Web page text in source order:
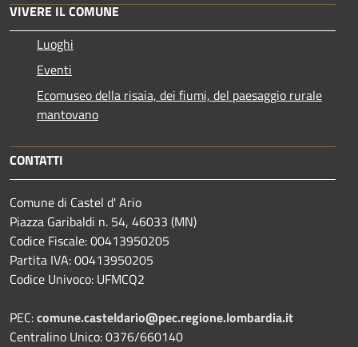
VIVERE IL COMUNE
Luoghi
Eventi
Ecomuseo della risaia, dei fiumi, del paesaggio rurale
mantovano
CONTATTI
Comune di Castel d' Ario
Piazza Garibaldi n. 54, 46033 (MN)
Codice Fiscale: 00413950205
Partita IVA: 00413950205
Codice Univoco: UFMCQ2
PEC:comune.casteldario@pec.regione.lombardia.it
Centralino Unico: 0376/660140